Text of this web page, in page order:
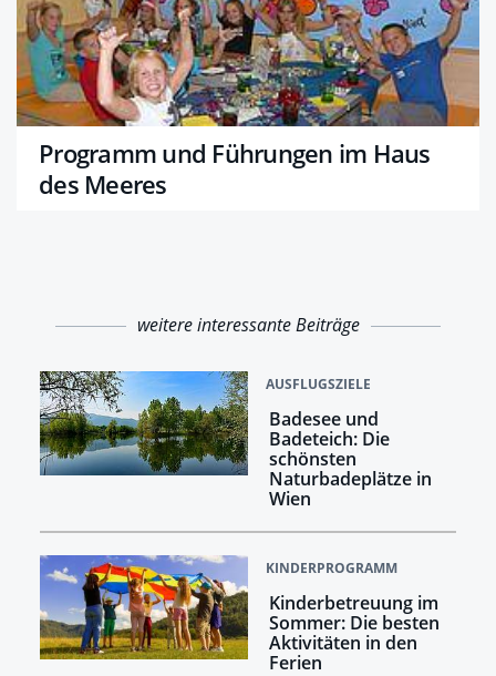
Programm und Führungen im Haus
des Meeres
weitere interessante Beiträge
AUSFLUGSZIELE
Badesee und
Badeteich: Die
schönsten
Naturbadeplätze in
Wien
KINDERPROGRAMM
Kinderbetreuung im
Sommer: Die besten
Aktivitäten in den
Ferien